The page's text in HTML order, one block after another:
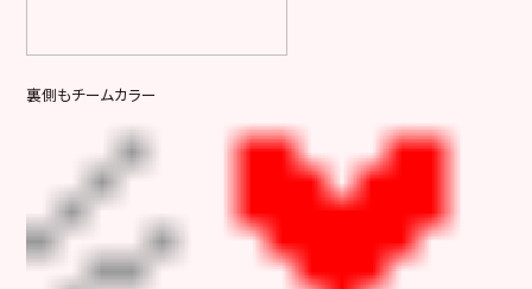
裏側もチームカラー